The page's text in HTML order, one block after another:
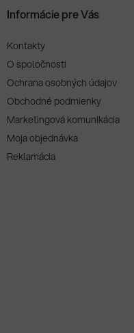
Informácie pre Vás
Kontakty
O spoločnosti
Ochrana osobných údajov
Obchodné podmienky
Marketingová komunikácia
Moja objednávka
Reklamácia